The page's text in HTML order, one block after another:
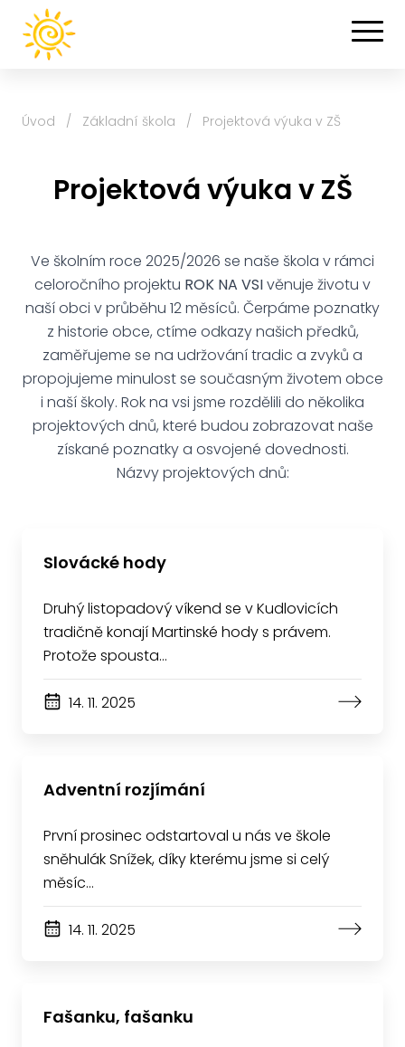
Úvod / Základní škola / Projektová výuka v ZŠ
Projektová výuka v ZŠ
Ve školním roce 2025/2026 se naše škola v rámci
celoročního projektu ROK NA VSIvěnuje životu v
naší obci v průběhu 12 měsíců. Čerpáme poznatky
z historie obce, ctíme odkazy našich předků,
zaměřujeme se na udržování tradic a zvyků a
propojujeme minulost se současným životem obce
i naší školy. Rok na vsi jsme rozdělili do několika
projektových dnů, které budou zobrazovat naše
získané poznatky a osvojené dovednosti.
Názvy projektových dnů:
Slovácké hody
Druhý listopadový víkend se v Kudlovicích
tradičně konají Martinské hody s právem.
Protože spousta…
14. 11. 2025
Adventní rozjímání
První prosinec odstartoval u nás ve škole
sněhulák Snížek, díky kterému jsme si celý
měsíc…
14. 11. 2025
Fašanku, fašanku